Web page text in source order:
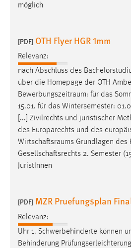
möglich
[PDF] OTH Flyer HGR 1mm
Relevanz:
nach Abschluss des
über die Homepage der OTH
Bewerbungszeitraum: für das
15.01. für das Wintersemester:
[...] Zivilrechts und juristischer
des Europarechts und des
Wirtschaftsraums Grundlagen des
Gesellschaftsrechts 2. Semester
JuristInnen
[PDF] MZR Pruefungsplan
Relevanz:
Uhr 1. Schwerbehinderte können
Behinderung
einloggen zu können.
24 Stunden
STATISTIK
Statistik Cookies erfassen
Diese Informationen helfen uns
unsere Besucher unsere
Matomo
Name:
_pk_ref, _pk_cvar, _pk_id, _pk_ses
Zugriffsstatistik
Cookie Laufzeit:
Max. 13 Monate